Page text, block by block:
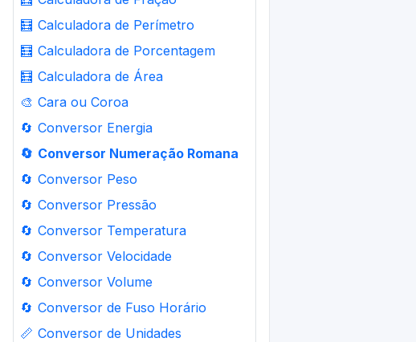
🧮 Calculadora de Perímetro
🧮 Calculadora de Porcentagem
🧮 Calculadora de Área
🎨 Cara ou Coroa
🔄 Conversor Energia
🔄 Conversor Numeração Romana
🔄 Conversor Peso
🔄 Conversor Pressão
🔄 Conversor Temperatura
🔄 Conversor Velocidade
🔄 Conversor Volume
🔄 Conversor de Fuso Horário
📏 Conversor de Unidades